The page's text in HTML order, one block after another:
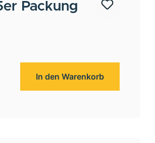
Packung
In den Warenkorb